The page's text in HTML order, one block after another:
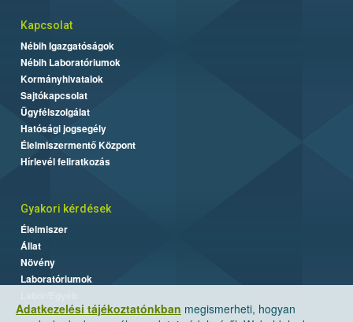
Adatkezelési tájékoztatónkban megismerheti, hogyan
Kapcsolat
Nébih Igazgatóságok
Nébih Laboratóriumok
Kormányhivatalok
Sajtókapcsolat
Ügyfélszolgálat
Hatósági jogsegély
Élelmiszermentő Központ
Hírlevél feliratkozás
Gyakori kérdések
Élelmiszer
Állat
Növény
Laboratóriumok